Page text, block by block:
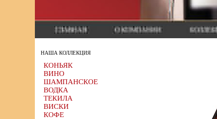
НАША КОЛЛЕКЦИЯ
КОНЬЯК
ВИНО
ШАМПАНСКОЕ
ВОДКА
ТЕКИЛА
ВИСКИ
КОФЕ